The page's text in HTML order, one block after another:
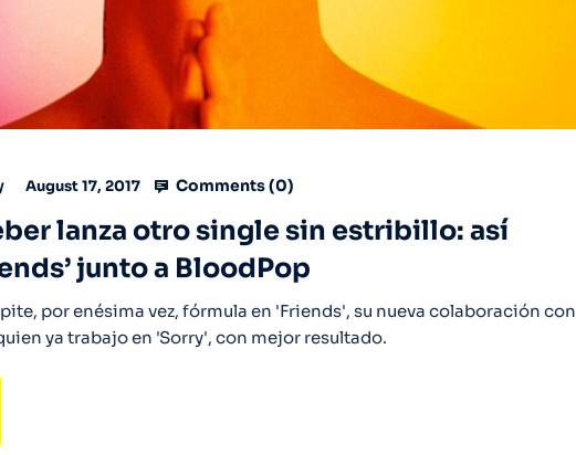
August 17, 2017 Comments (0)
lanza otro single sin estribillo: así
junto a BloodPop
por enésima vez, fórmula en 'Friends', su nueva colaboración con
ya trabajo en 'Sorry', con mejor resultado.